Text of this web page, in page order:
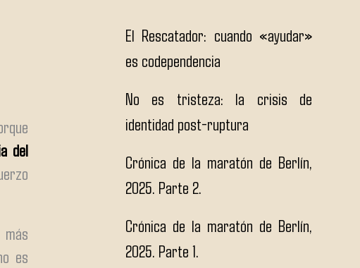
del
es
El Rescatador: cuando «ayudar»
es codependencia
No es tristeza: la crisis de
identidad post-ruptura
Crónica de la maratón de Berlín,
2025. Parte 2.
Crónica de la maratón de Berlín,
2025. Parte 1.